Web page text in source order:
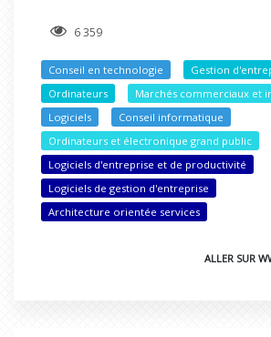
6 359
Conseil en technologie
Gestion
Ordinateurs
Marchés commerciaux et
Logiciels
Conseil informatique
Ordinateurs et électronique grand public
Logiciels d'entreprise et de productivité
Logiciels de gestion d'entreprise
Architecture orientée services
ALLER SUR